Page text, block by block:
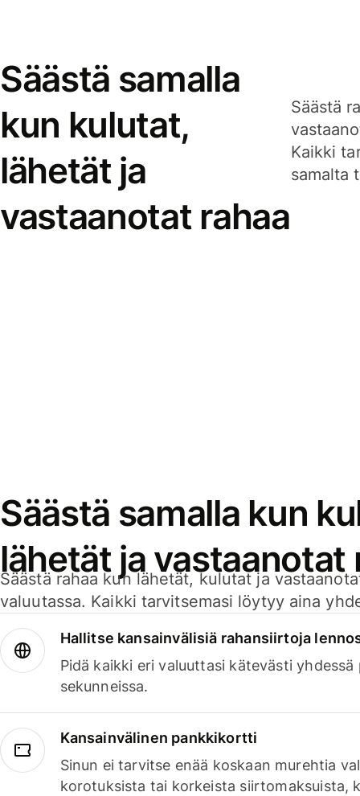
Säästä samalla
kun kulutat,
lähetät ja
vastaanotat rahaa
Säästä
Kaikki
samalta
Säästä samalla kun
lähetät ja vastaanotat
Säästä rahaa kun lähetät, kulutat ja
valuutassa. Kaikki tarvitsemasi löytyy aina
Hallitse kansainvälisiä rahansiirtoja
Pidä kaikki eri valuuttasi kätevästi yhdessä
sekunneissa.
Kansainvälinen pankkikortti
Sinun ei tarvitse enää koskaan murehtia
korotuksista tai korkeista siirtomaksuista,